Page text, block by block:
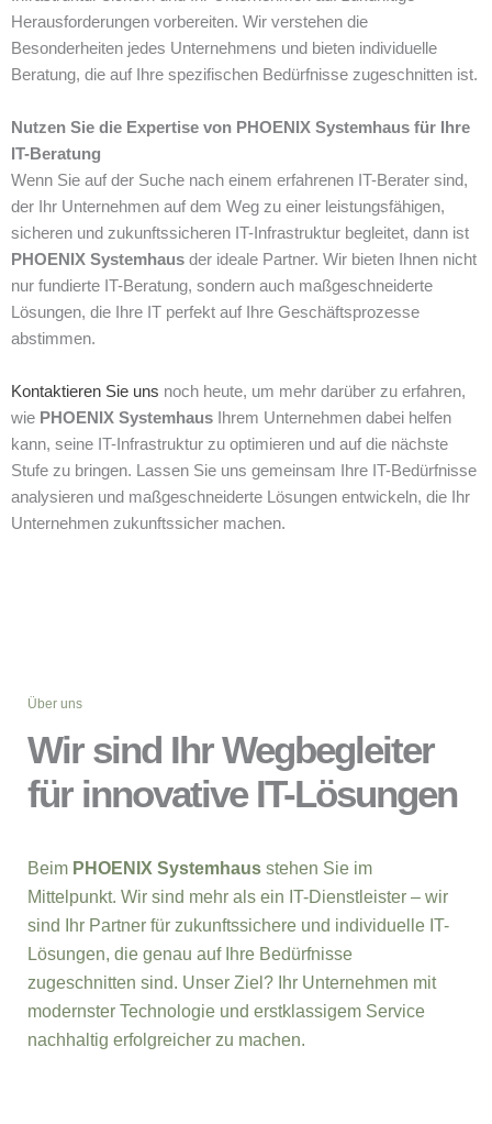
Herausforderungen vorbereiten. Wir verstehen die
Besonderheiten jedes Unternehmens und bieten individuelle
Beratung, die auf Ihre spezifischen Bedürfnisse zugeschnitten ist.
Nutzen Sie die Expertise von PHOENIX Systemhaus für Ihre
IT-Beratung
Wenn Sie auf der Suche nach einem erfahrenen IT-Berater sind,
der Ihr Unternehmen auf dem Weg zu einer leistungsfähigen,
sicheren und zukunftssicheren IT-Infrastruktur begleitet, dann ist
PHOENIX Systemhaus der ideale Partner. Wir bieten Ihnen nicht
nur fundierte IT-Beratung, sondern auch maßgeschneiderte
Lösungen, die Ihre IT perfekt auf Ihre Geschäftsprozesse
abstimmen.
Kontaktieren Sie uns noch heute, um mehr darüber zu erfahren,
wie PHOENIX Systemhaus Ihrem Unternehmen dabei helfen
kann, seine IT-Infrastruktur zu optimieren und auf die nächste
Stufe zu bringen. Lassen Sie uns gemeinsam Ihre IT-Bedürfnisse
analysieren und maßgeschneiderte Lösungen entwickeln, die Ihr
Unternehmen zukunftssicher machen.
Über uns
Wir sind Ihr Wegbegleiter
für innovative IT-Lösungen
Beim PHOENIX Systemhaus stehen Sie im
Mittelpunkt. Wir sind mehr als ein IT-Dienstleister – wir
sind Ihr Partner für zukunftssichere und individuelle IT-
Lösungen, die genau auf Ihre Bedürfnisse
zugeschnitten sind. Unser Ziel? Ihr Unternehmen mit
modernster Technologie und erstklassigem Service
nachhaltig erfolgreicher zu machen.